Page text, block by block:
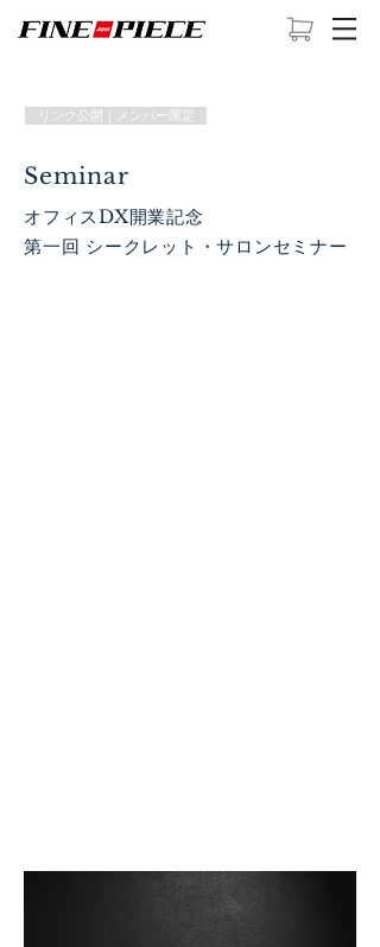
リンク公開｜メンバー限定
Seminar
​オフィスDX開業記念
第一回 シークレット・サロンセミナー